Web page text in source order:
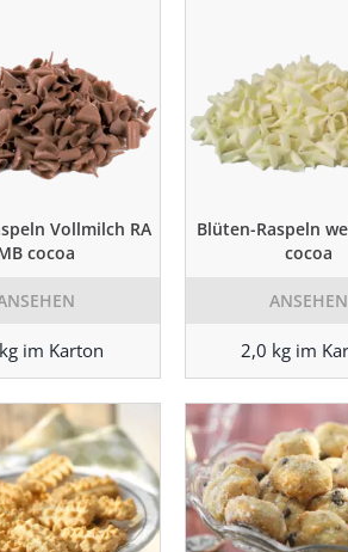
Vollmilch RA
cocoa
im Karton
Blüten-Raspeln
cocoa
ANSEHEN
2,0 kg im